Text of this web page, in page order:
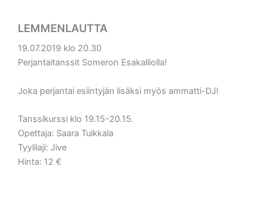
LEMMENLAUTTA
19.07.2019 klo 20.30
Perjantaitanssit Someron Esakalliolla!
Joka perjantai esiintyjän lisäksi myös ammatti-DJ!
Tanssikurssi klo 19.15-20.15.
Opettaja: Saara Tuikkala
Tyylilaji: Jive
Hinta: 12 €